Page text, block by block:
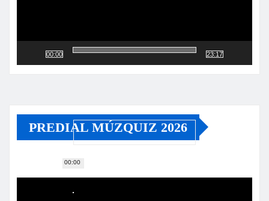
00:00
00:00
23:17
PREDIAL MÚZQUIZ 2026
Reproductor